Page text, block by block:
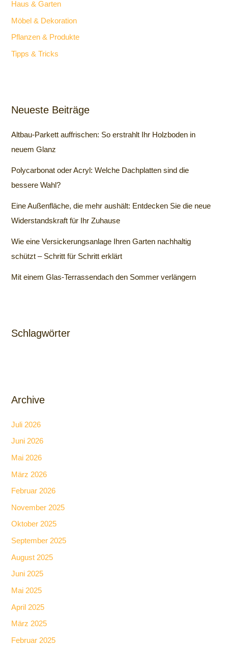
Haus & Garten
Möbel & Dekoration
Pflanzen & Produkte
Tipps & Tricks
Neueste Beiträge
Altbau-Parkett auffrischen: So erstrahlt Ihr Holzboden in
neuem Glanz
Polycarbonat oder Acryl: Welche Dachplatten sind die
bessere Wahl?
Eine Außenfläche, die mehr aushält: Entdecken Sie die neue
Widerstandskraft für Ihr Zuhause
Wie eine Versickerungsanlage Ihren Garten nachhaltig
schützt – Schritt für Schritt erklärt
Mit einem Glas-Terrassendach den Sommer verlängern
Schlagwörter
Archive
Juli 2026
Juni 2026
Mai 2026
März 2026
Februar 2026
November 2025
Oktober 2025
September 2025
August 2025
Juni 2025
Mai 2025
April 2025
März 2025
Februar 2025